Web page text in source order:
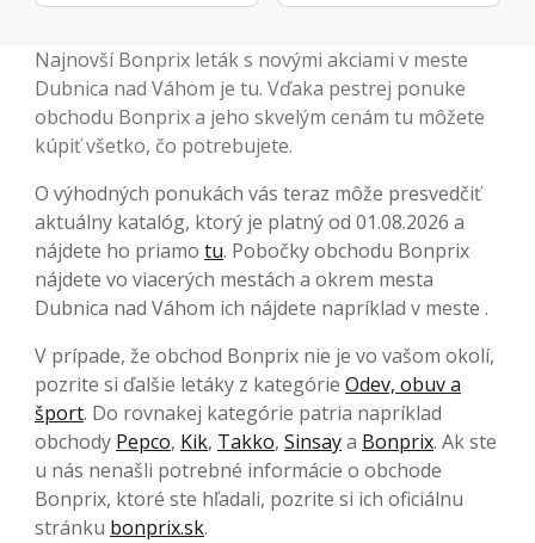
Najnovší Bonprix leták s novými akciami v meste
Dubnica nad Váhom je tu. Vďaka pestrej ponuke
obchodu Bonprix a jeho skvelým cenám tu môžete
kúpiť všetko, čo potrebujete.
O výhodných ponukách vás teraz môže presvedčiť
aktuálny katalóg, ktorý je platný od 01.08.2026 a
nájdete ho priamo tu. Pobočky obchodu Bonprix
nájdete vo viacerých mestách a okrem mesta
Dubnica nad Váhom ich nájdete napríklad v meste .
V prípade, že obchod Bonprix nie je vo vašom okolí,
pozrite si ďalšie letáky z kategórie Odev, obuv a
šport. Do rovnakej kategórie patria napríklad
obchody Pepco, Kik, Takko, Sinsaya Bonprix. Ak ste
u nás nenašli potrebné informácie o obchode
Bonprix, ktoré ste hľadali, pozrite si ich oficiálnu
stránku bonprix.sk.